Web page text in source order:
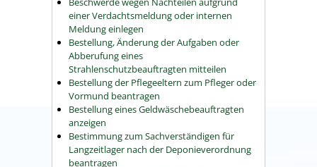
einer Verdachtsmeldung oder internen
Meldung einlegen
Bestellung, Änderung der Aufgaben oder
Abberufung eines
Strahlenschutzbeauftragten mitteilen
Bestellung der Pflegeeltern zum Pfleger oder
Vormund beantragen
Bestellung eines Geldwäschebeauftragten
anzeigen
Bestimmung zum Sachverständigen für
Langzeitlager nach der Deponieverordnung
beantragen